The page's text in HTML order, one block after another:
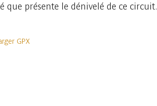
que présente le dénivelé de ce circuit.
GPX